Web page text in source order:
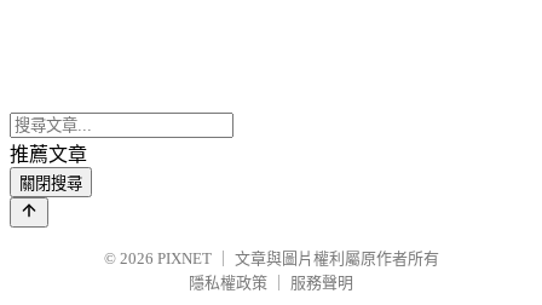
推薦文章
關閉搜尋
© 2026 PIXNET
文章與圖片權利屬原作者所有
隱私權政策
服務聲明